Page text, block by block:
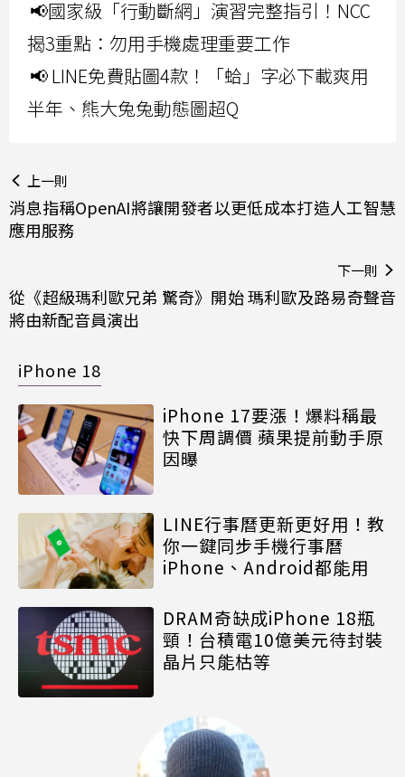
📢國家級「行動斷網」演習完整指引！NCC
揭3重點：勿用手機處理重要工作
📢 LINE免費貼圖4款！「蛤」字必下載爽用
半年、熊大兔兔動態圖超Q
上一則
消息指稱OpenAI將讓開發者以更低成本打造人工智慧
應用服務
下一則
從《超級瑪利歐兄弟 驚奇》開始 瑪利歐及路易奇聲音
將由新配音員演出
iPhone 18
iPhone 17要漲！爆料稱最
快下周調價 蘋果提前動手原
因曝
LINE行事曆更新更好用！教
你一鍵同步手機行事曆
iPhone、Android都能用
DRAM奇缺成iPhone 18瓶
頸！台積電10億美元待封裝
晶片只能枯等